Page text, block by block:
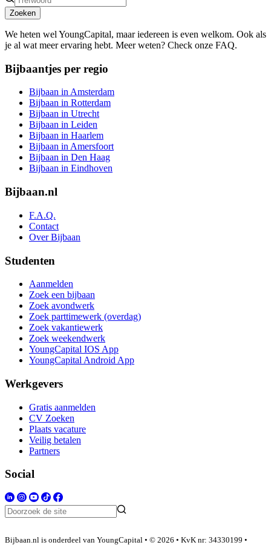
Zoeken
We heten wel YoungCapital, maar iedereen is even welkom. Ook als
je al wat meer ervaring hebt. Meer weten? Check onze FAQ.
Bijbaantjes per regio
Bijbaan in Amsterdam
Bijbaan in Rotterdam
Bijbaan in Utrecht
Bijbaan in Leiden
Bijbaan in Haarlem
Bijbaan in Amersfoort
Bijbaan in Den Haag
Bijbaan in Eindhoven
Bijbaan.nl
F.A.Q.
Contact
Over Bijbaan
Studenten
Aanmelden
Zoek een bijbaan
Zoek avondwerk
Zoek parttimewerk (overdag)
Zoek vakantiewerk
Zoek weekendwerk
YoungCapital IOS App
YoungCapital Android App
Werkgevers
Gratis aanmelden
CV Zoeken
Plaats vacature
Veilig betalen
Partners
Social
Bijbaan.nl is onderdeel van YoungCapital • © 2026 • KvK nr: 34330199 •